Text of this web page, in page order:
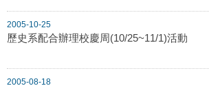
2005-10-25
歷史系配合辦理校慶周(10/25~11/1)活動
2005-08-18